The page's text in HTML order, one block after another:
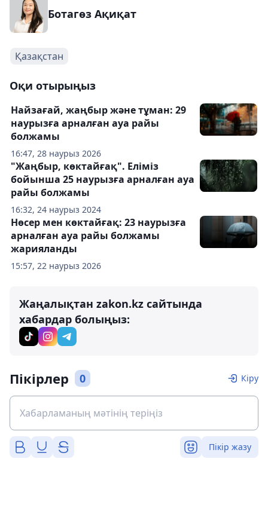
Ботагөз Ақиқат
Қазақстан
Оқи отырыңыз
16:47, 28 наурыз 2026
Найзағай, жаңбыр және тұман: 29
наурызға арналған ауа райы
болжамы
16:32, 24 наурыз 2024
"Жаңбыр, көктайғақ". Еліміз
бойынша 25 наурызға арналған ауа
райы болжамы
15:57, 22 наурыз 2026
Нөсер мен көктайғақ: 23 наурызға
арналған ауа райы болжамы
жарияланды
Жаңалықтан zakon.kz сайтында
хабардар болыңыз:
Пікірлер 0 Кіру
Пікір жазу